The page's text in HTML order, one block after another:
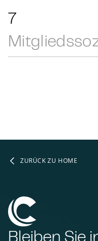
11
ZURÜCK ZU HOME
Bleiben Sie